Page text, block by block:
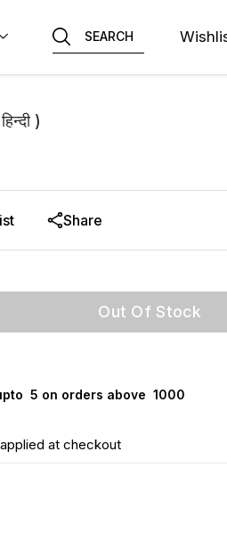
SEARCH
)
Share
Out Of Stock
₹ 5 on orders above ₹ 1000
at checkout